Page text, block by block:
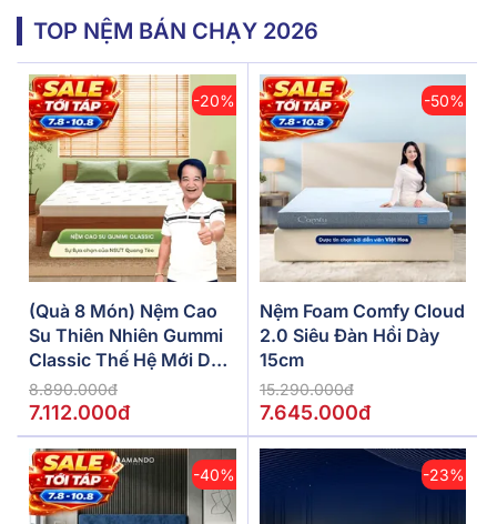
TOP NỆM BÁN CHẠY 2026
-20%
(Quà 8 Món) Nệm Cao
Su Thiên Nhiên Gummi
Classic Thế Hệ Mới Dày
5/10/15cm
8.890.000đ
7.112.000đ
-50%
Nệm Foam Comfy Cloud
2.0 Siêu Đàn Hồi Dày
15cm
15.290.000đ
7.645.000đ
-40% -23%